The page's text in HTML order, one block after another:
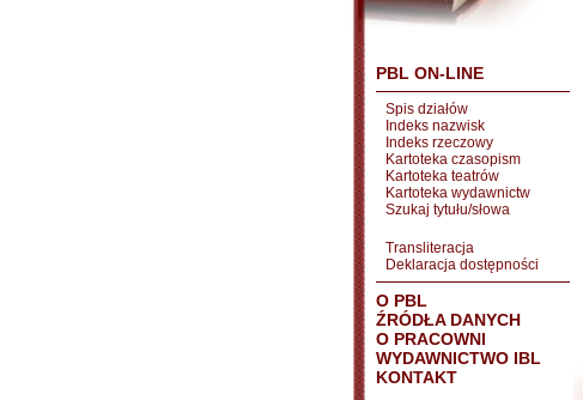
PBL ON-LINE
Spis działów
Indeks nazwisk
Indeks rzeczowy
Kartoteka czasopism
Kartoteka teatrów
Kartoteka wydawnictw
Szukaj tytułu/słowa
Transliteracja
Deklaracja dostępności
O PBL
ŹRÓDŁA DANYCH
O PRACOWNI
WYDAWNICTWO IBL
KONTAKT